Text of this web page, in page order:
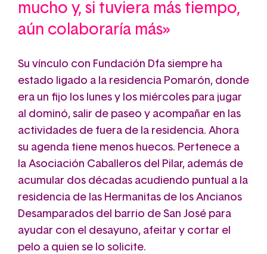
mucho y, si tuviera más tiempo,
aún colaboraría más»
Su vínculo con Fundación Dfa siempre ha
estado ligado a la residencia Pomarón, donde
era un fijo los lunes y los miércoles para jugar
al dominó, salir de paseo y acompañar en las
actividades de fuera de la residencia. Ahora
su agenda tiene menos huecos. Pertenece a
la Asociación Caballeros del Pilar, además de
acumular dos décadas acudiendo puntual a la
residencia de las Hermanitas de los Ancianos
Desamparados del barrio de San José para
ayudar con el desayuno, afeitar y cortar el
pelo a quien se lo solicite.